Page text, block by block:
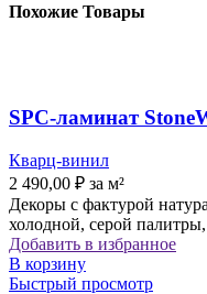
Похожие Товары
SPC-ламинат
Кварц-винил
2 490,00 ₽ за м²
Декоры с фактурой
холодной, серой
Добавить в избранное
В корзину
Быстрый просмотр